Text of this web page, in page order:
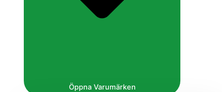
Öppna Varumärken